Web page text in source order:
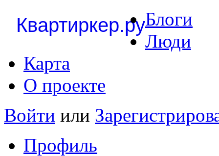
Квартиркер.руБлоги
Люди
Карта
О проекте
Войти или
Профиль